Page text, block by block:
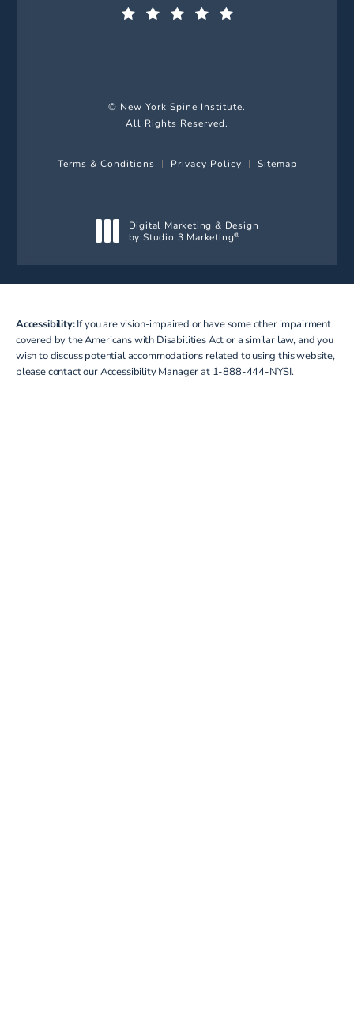
© New York Spine Institute.
All Rights Reserved.
Terms & Conditions Privacy Policy Sitemap
Digital Marketing & Design
by Studio 3 Marketing®
Accessibility:If you are vision-impaired or have some other impairment
covered by the Americans with Disabilities Act or a similar law, and you
wish to discuss potential accommodations related to using this website,
please contact our Accessibility Manager at 1-888-444-NYSI.